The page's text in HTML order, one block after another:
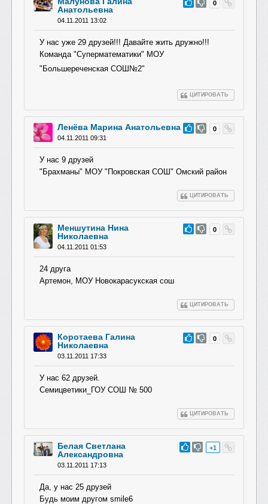
#65 0
Анатольевна
04.11.2011 13:02
У нас уже 29 друзей!!! Давайте жить дружно!!!
Команда "Суперматематики" МОУ
"Большереченская СОШ№2"
ЦИТИРОВАТЬ
#64 0
Ленёва Марина Анатольевна
04.11.2011 09:31
У нас 9 друзей
"Брахманы" МОУ "Покровская СОШ" Омский район
ЦИТИРОВАТЬ
#63 0
Меншутина Нина
Николаевна
04.11.2011 01:53
24 друга
Артемон, МОУ Новокарасукская сош
ЦИТИРОВАТЬ
#62 0
Коротаева Галина
Николаевна
03.11.2011 17:33
У нас 62 друзей.
Семицветики_ГОУ СОШ № 500
ЦИТИРОВАТЬ
#61 +1
Белая Светлана
Александровна
03.11.2011 17:13
Да, у нас 25 друзей
Будь моим другом smile6